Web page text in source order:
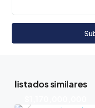
listados similares